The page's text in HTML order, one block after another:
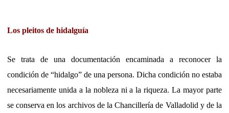
Los pleitos de hidalguía
Se trata de una documentación encaminada a reconocer la
condición de “hidalgo” de una persona. Dicha condición no estaba
necesariamente unida a la nobleza ni a la riqueza. La mayor parte
se conserva en los archivos de la Chancillería de Valladolid y de la